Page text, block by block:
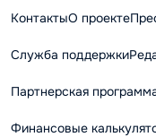
КонтактыО проекте
Служба поддержки
Партнерская
Финансовые